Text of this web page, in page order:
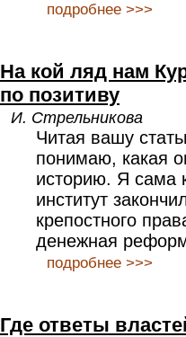
подробнее >>>
На кой ляд нам
по позитиву
И. Стрельникова
Читая вашу
понимаю, какая
историю. Я сама
институт
крепостного
денежная
подробнее >>>
Где ответы